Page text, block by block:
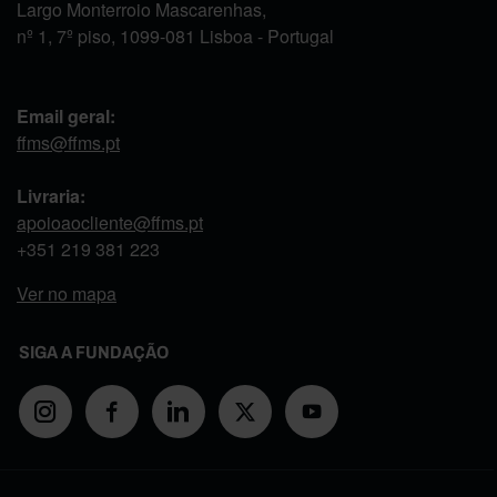
Largo Monterroio Mascarenhas,
nº 1, 7º piso, 1099-081 Lisboa - Portugal
Email geral:
ffms@ffms.pt
Livraria:
apoioaocliente@ffms.pt
+351 219 381 223
Ver no mapa
SIGA A FUNDAÇÃO